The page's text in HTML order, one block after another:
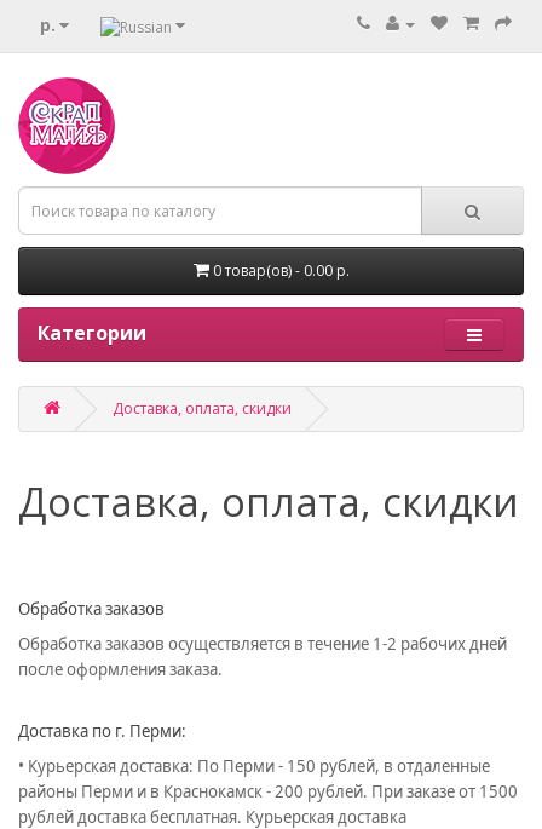
р.
0 товар(ов) - 0.00 р.
Категории
Доставка, оплата, скидки
Доставка, оплата, скидки
Обработка заказов
Обработка заказов осуществляется в течение 1-2 рабочих дней
после оформления заказа.
Доставка по г. Перми:
• Курьерская доставка: По Перми - 150 рублей, в отдаленные
районы Перми и в Краснокамск - 200 рублей. При заказе от 1500
рублей доставка бесплатная. Курьерская доставка